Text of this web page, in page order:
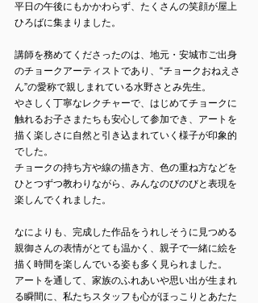
平日の午後にもかかわらず、たくさんの笑顔が屋上
ひろばに集まりました。
講師を務めてくださったのは、地元・安城市ご出身
のチョークアーティストであり、“チョークおねえさ
ん”の愛称で親しまれている水野さとみ先生。
やさしく丁寧なレクチャーで、はじめてチョークに
触れるお子さまたちも安心して参加でき、アートを
描く楽しさに自然と引き込まれていく様子が印象的
でした。
チョークの持ち方や線の描き方、色の重ね方などを
ひとつずつ教わりながら、みんなのびのびと表現を
楽しんでくれました。
なによりも、完成した作品をうれしそうに見つめる
親御さんの表情がとても温かく、親子で一緒に絵を
描く時間を楽しんでいる姿も多く見られました。
アートを通して、家族のふれあいや思い出が生まれ
る瞬間に、私たちスタッフも心がほっこりとあたた